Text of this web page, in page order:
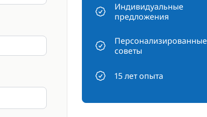
Индивидуальные
предложения
Персонализированные
советы
15 лет опыта